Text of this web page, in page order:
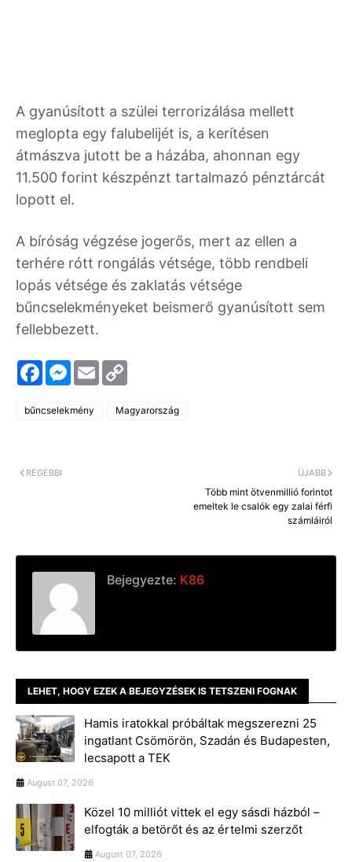
A gyanúsított a szülei terrorizálása mellett
meglopta egy falubelijét is, a kerítésen
átmászva jutott be a házába, ahonnan egy
11.500 forint készpénzt tartalmazó pénztárcát
lopott el.
A bíróság végzése jogerős, mert az ellen a
terhére rótt rongálás vétsége, több rendbeli
lopás vétsége és zaklatás vétsége
bűncselekményeket beismerő gyanúsított sem
fellebbezett.
F
a
c
b
M
e
s
e
E
m
a
L
bűncselekmény Magyarország
ÚJABB
Több mint ötvenmillió forintot
emeltek le csalók egy zalai férfi
számláiról
RÉGEBBI
Bejegyezte: K86
LEHET, HOGY EZEK A BEJEGYZÉSEK IS TETSZENI FOGNAK
Hamis iratokkal próbáltak megszerezni 25
ingatlant Csömörön, Szadán és Budapesten,
lecsapott a TEK
August 07, 2026
Közel 10 milliót vittek el egy sásdi házból –
elfogták a betörőt és az értelmi szerzőt
August 07, 2026